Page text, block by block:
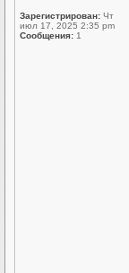
Зарегистрирован: Чт
июл 17, 2025 2:35 pm
Сообщения: 1